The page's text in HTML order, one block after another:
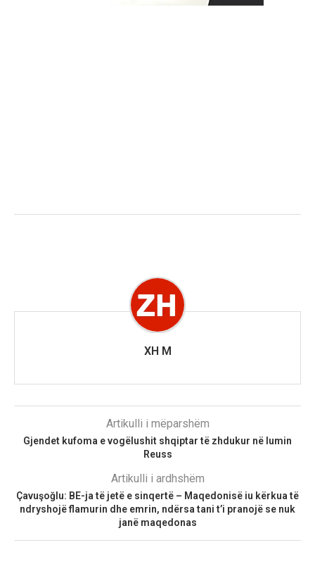
XH M
Artikulli i mëparshëm
Gjendet kufoma e vogëlushit shqiptar të zhdukur në lumin
Reuss
Artikulli i ardhshëm
Çavuşoğlu: BE-ja të jetë e sinqertë – Maqedonisë iu kërkua të
ndryshojë flamurin dhe emrin, ndërsa tani t’i pranojë se nuk
janë maqedonas